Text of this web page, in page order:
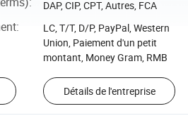
DAP, CIP, CPT, Autres, FCA
:
LC, T/T, D/P, PayPal, Western
Union, Paiement d'un petit
montant, Money Gram, RMB
Détails de l'entreprise